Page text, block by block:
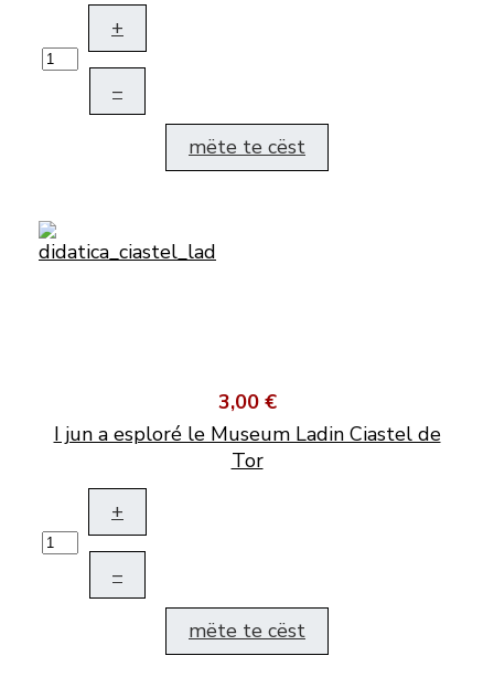
+
–
mëte te cëst
3,00 €
I jun a esploré le Museum Ladin Ciastel de
Tor
+
–
mëte te cëst